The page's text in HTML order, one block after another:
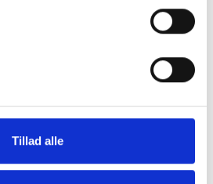
Tillad alle
- Manual
- Brochure